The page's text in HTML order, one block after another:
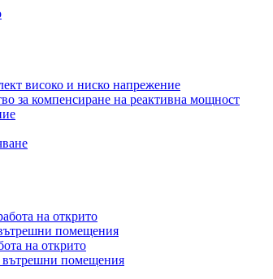
високо и ниско напрежение
за компенсиране на реактивна мощност
на открито
помещения
на открито
вътрешни помещения